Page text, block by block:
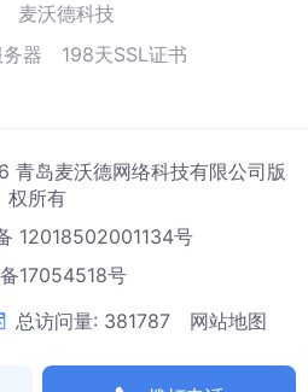
麦沃德科技
器
198天SSL证书
岛麦沃德网络科技有限公司版
权所有
12018502001134号
17054518号
总访问量: 381787 网站地图